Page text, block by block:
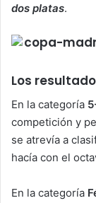
dos platas.
Los
En la categoría
competición y
se atrevía a
hacía con el
En la categoría